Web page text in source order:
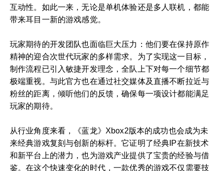
互动性。如此一来，无论是单机体验还是多人联机，都能
带来耳目一新的游戏感觉。
玩家期待的开发团队也面临巨大压力：他们要在保持原作
精神的迎合次世代玩家的多样需求。为了实现这一目标，
制作流程已引入敏捷开发理念，全队上下对每一个细节都
极端重视。与此官方也在通过社交媒体及直播不断拉近与
粉丝的距离，倾听他们的反馈，确保每一项设计都能满足
玩家的期待。
从行业角度来看，《蓝龙》Xbox2版本的成功也会成为未
来经典游戏复刻与创新的标杆。它证明了经典IP在新技术
和新平台上的潜力，也为游戏产业提供了宝贵的经验与借
鉴。在这个快速变化的时代，一款优秀的游戏不仅需要技